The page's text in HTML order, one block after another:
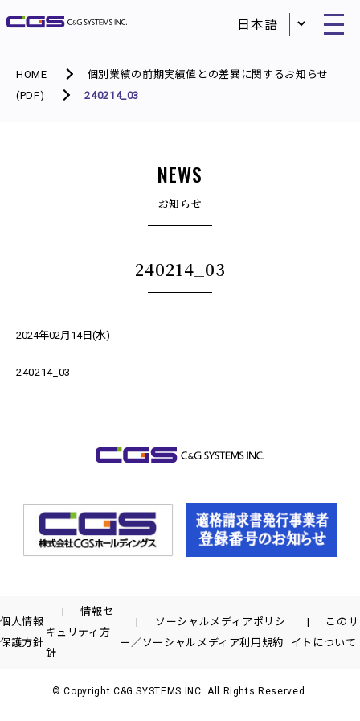
HOME
個別業績の前期実績値との差異に関するお知らせ
(PDF)
240214_03
NEWS
お知らせ
240214_03
2024年02月14日(水)
240214_03
個人情報
保護方針
情報セ
キュリティ方
針
ソーシャルメディアポリシ
ー／ソーシャルメディア利用規約
このサ
イトについて
© Copyright C&G SYSTEMS INC. All Rights Reserved.